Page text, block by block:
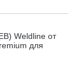
Weldline от
для